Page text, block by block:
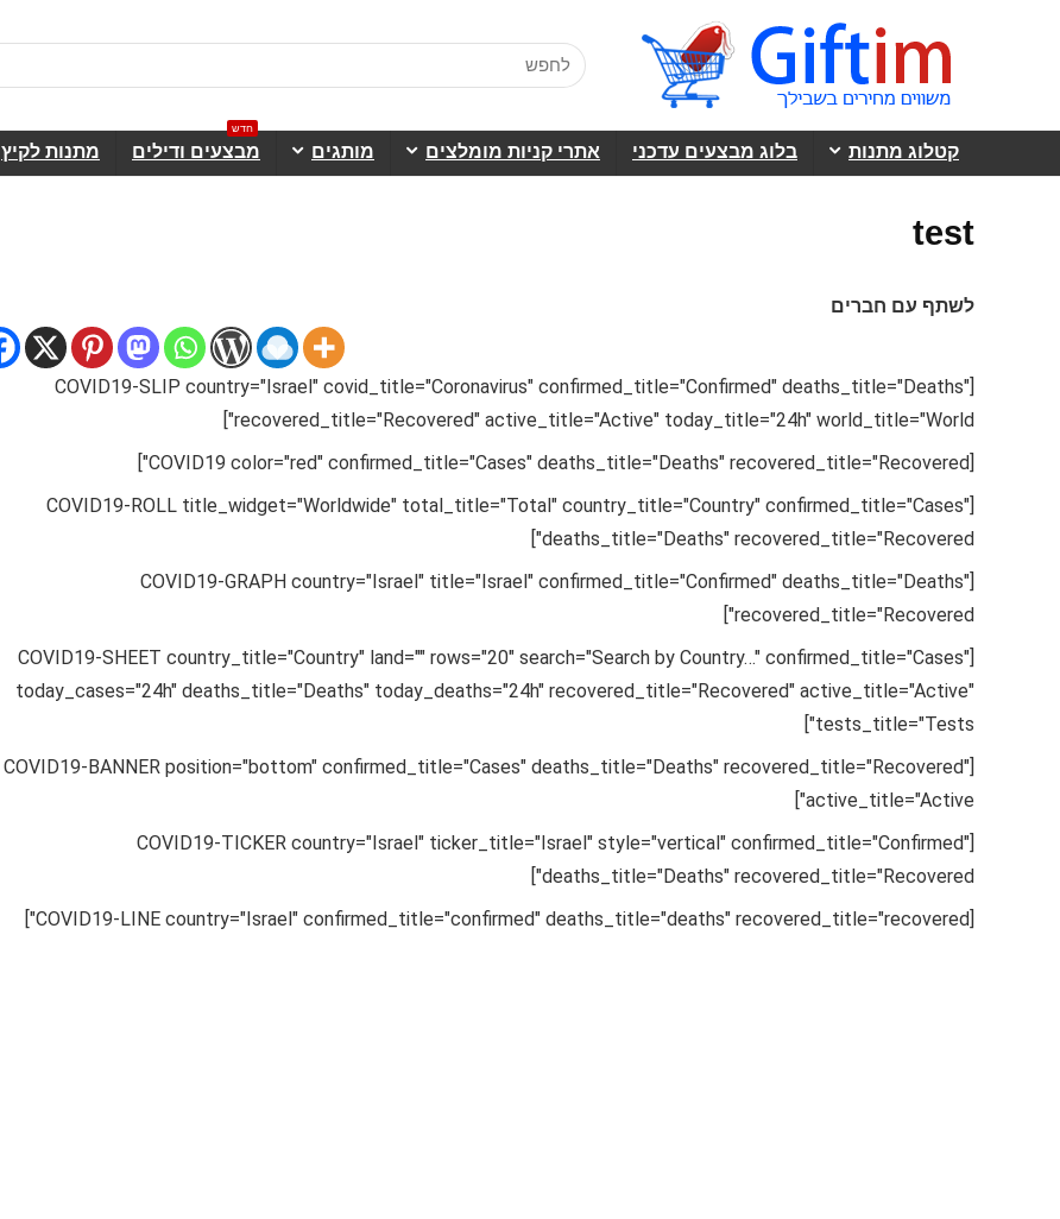
קטלוג מתנות בלוג מבצעים עדכני אתרי קניות מומלצים מותגים מבצעים ודילים
חדש
מתנות לקיץ
test
לשתף עם חברים
[COVID19-SLIP country="Israel" covid_title="Coronavirus" confirmed_title="Confirmed" deaths_title="Deaths"
recovered_title="Recovered" active_title="Active" today_title="24h" world_title="World"]
[COVID19 color="red" confirmed_title="Cases" deaths_title="Deaths" recovered_title="Recovered"]
[COVID19-ROLL title_widget="Worldwide" total_title="Total" country_title="Country" confirmed_title="Cases"
deaths_title="Deaths" recovered_title="Recovered"]
[COVID19-GRAPH country="Israel" title="Israel" confirmed_title="Confirmed" deaths_title="Deaths"
recovered_title="Recovered"]
[COVID19-SHEET country_title="Country" land="" rows="20" search="Search by Country…" confirmed_title="Cases"
today_cases="24h" deaths_title="Deaths" today_deaths="24h" recovered_title="Recovered" active_title="Active"
tests_title="Tests"]
[COVID19-BANNER position="bottom" confirmed_title="Cases" deaths_title="Deaths" recovered_title="Recovered"
active_title="Active"]
[COVID19-TICKER country="Israel" ticker_title="Israel" style="vertical" confirmed_title="Confirmed"
deaths_title="Deaths" recovered_title="Recovered"]
[COVID19-LINE country="Israel" confirmed_title="confirmed" deaths_title="deaths" recovered_title="recovered"]